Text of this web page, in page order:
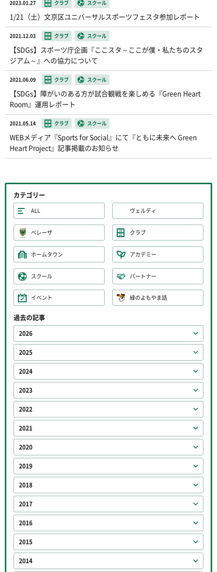
2023.01.27 クラブ スクール
1/21（土）文京区ユニバーサルスポーツフェスタ参加レポート
2021.12.03 クラブ スクール
【SDGs】スポーツ庁企画『ここスタ～ここが僕・私たちのスタ
ジアム～』への協力について
2021.06.09 クラブ スクール
【SDGs】障がいのある方が試合観戦を楽しめる『Green Heart
Room』運用レポート
2021.05.14 クラブ スクール
WEBメディア『Sports for Social』にて『ともに未来へ Green
Heart Project』記事掲載のお知らせ
カテゴリー
ALL ヴェルディ
ベレーザ クラブ
ホームタウン アカデミー
スクール パートナー
イベント 緑のよもやま話
過去の記事
2026
2025
2024
2023
2022
2021
2020
2019
2018
2017
2016
2015
2014